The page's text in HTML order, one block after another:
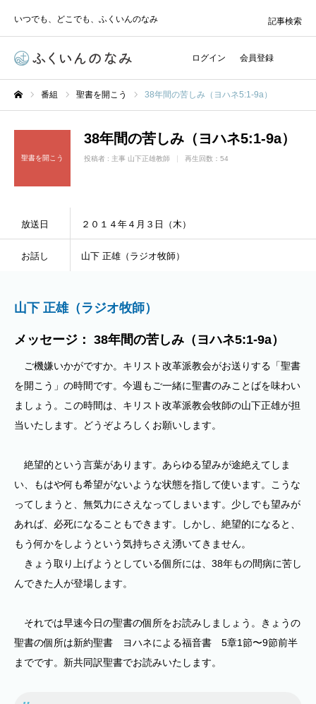
いつでも、どこでも、ふくいんのなみ
ログイン 会員登録
記事検索
番組 聖書を開こう 38年間の苦しみ（ヨハネ5:1-9a）
聖書を開こう
38年間の苦しみ（ヨハネ5:1-9a）
投稿者 : 主事 山下正雄教師 再生回数：54
放送日 ２０１４年４月３日（木）
お話し 山下 正雄（ラジオ牧師）
山下 正雄（ラジオ牧師）
メッセージ： 38年間の苦しみ（ヨハネ5:1-9a）
ご機嫌いかがですか。キリスト改革派教会がお送りする「聖書
を開こう」の時間です。今週もご一緒に聖書のみことばを味わい
ましょう。この時間は、キリスト改革派教会牧師の山下正雄が担
当いたします。どうぞよろしくお願いします。
絶望的という言葉があります。あらゆる望みが途絶えてしま
い、もはや何も希望がないような状態を指して使います。こうな
ってしまうと、無気力にさえなってしまいます。少しでも望みが
あれば、必死になることもできます。しかし、絶望的になると、
もう何かをしようという気持ちさえ湧いてきません。
きょう取り上げようとしている個所には、38年もの間病に苦し
んできた人が登場します。
それでは早速今日の聖書の個所をお読みしましょう。きょうの
聖書の個所は新約聖書 ヨハネによる福音書 5章1節〜9節前半
までです。新共同訳聖書でお読みいたします。